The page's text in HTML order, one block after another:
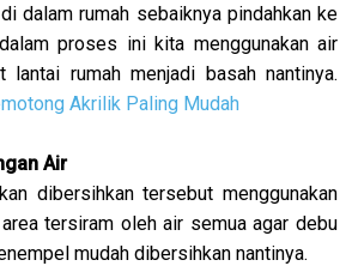
dalam rumah sebaiknya pindahkan ke
proses ini kita menggunakan air
lantai rumah menjadi basah nantinya.
Akrilik Paling Mudah
Air
dibersihkan tersebut menggunakan
tersiram oleh air semua agar debu
mudah dibersihkan nantinya.